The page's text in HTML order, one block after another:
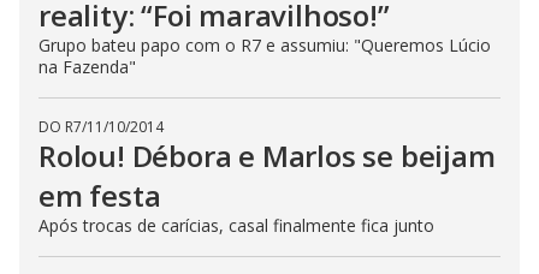
reality: “Foi maravilhoso!”
Grupo bateu papo com o R7 e assumiu: "Queremos Lúcio
na Fazenda"
DO R7/11/10/2014
Rolou! Débora e Marlos se beijam
em festa
Após trocas de carícias, casal finalmente fica junto